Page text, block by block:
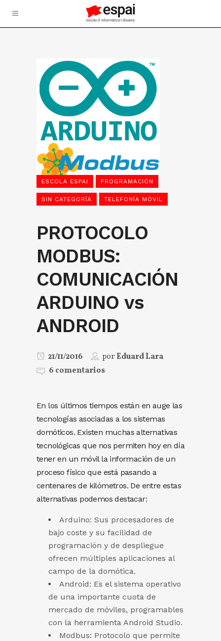
ESCOLA ESPAI PROGRAMACIÓN
SIN CATEGORÍA TELEFONÍA MÓVIL
PROTOCOLO
MODBUS:
COMUNICACIÓN
ARDUINO vs
ANDROID
21/11/2016 porEduard Lara
6 comentarios
En los últimos tiempos están en auge las
tecnologías asociadas a los sistemas
domóticos. Existen muchas alternativas
tecnológicas que nos permiten hoy en día
tener en un móvil la información de un
proceso físico que está pasando a
centenares de kilómetros. De entre estas
alternativas podemos destacar:
Arduino: Sus procesadores de
bajo coste y su facilidad de
programación y de despliegue
ofrecen múltiples aplicaciones al
campo de la domótica.
Android: Es el sistema operativo
de una importante cuota de
mercado de móviles, programables
con la herramienta Android Studio.
Modbus: Protocolo que permite